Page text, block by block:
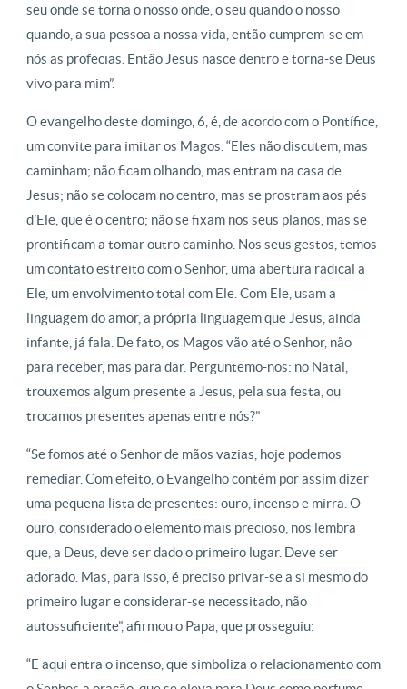
seu onde se torna o nosso onde, o seu quando o nosso
quando, a sua pessoa a nossa vida, então cumprem-se em
nós as profecias. Então Jesus nasce dentro e torna-se Deus
vivo para mim”.
O evangelho deste domingo, 6, é, de acordo com o Pontífice,
um convite para imitar os Magos. “Eles não discutem, mas
caminham; não ficam olhando, mas entram na casa de
Jesus; não se colocam no centro, mas se prostram aos pés
d’Ele, que é o centro; não se fixam nos seus planos, mas se
prontificam a tomar outro caminho. Nos seus gestos, temos
um contato estreito com o Senhor, uma abertura radical a
Ele, um envolvimento total com Ele. Com Ele, usam a
linguagem do amor, a própria linguagem que Jesus, ainda
infante, já fala. De fato, os Magos vão até o Senhor, não
para receber, mas para dar. Perguntemo-nos: no Natal,
trouxemos algum presente a Jesus, pela sua festa, ou
trocamos presentes apenas entre nós?”
“Se fomos até o Senhor de mãos vazias, hoje podemos
remediar. Com efeito, o Evangelho contém por assim dizer
uma pequena lista de presentes: ouro, incenso e mirra. O
ouro, considerado o elemento mais precioso, nos lembra
que, a Deus, deve ser dado o primeiro lugar. Deve ser
adorado. Mas, para isso, é preciso privar-se a si mesmo do
primeiro lugar e considerar-se necessitado, não
autossuficiente”, afirmou o Papa, que prosseguiu:
“E aqui entra o incenso, que simboliza o relacionamento com